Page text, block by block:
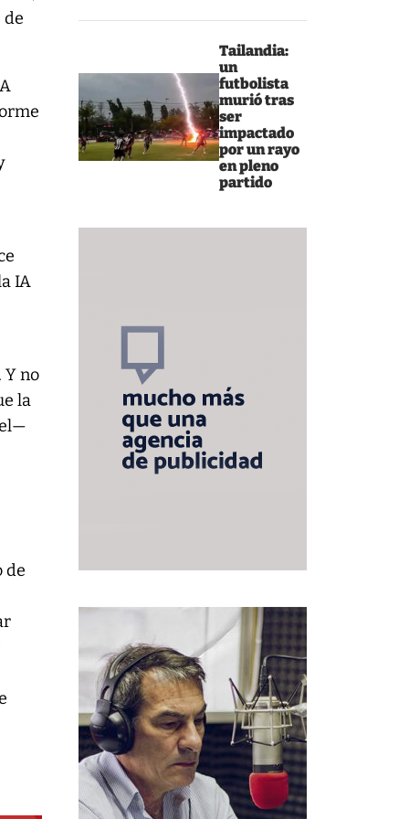
Tailandia:
un
futbolista
murió tras
ser
impactado
por un rayo
en pleno
partido
de
IA
no
la
de